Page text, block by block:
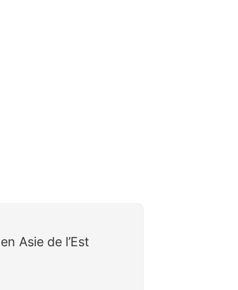
Asie de l’Est